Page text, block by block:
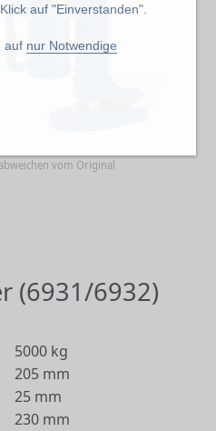
auf "Einverstanden".
auf nur Notwendige
vom Original
(6931/6932)
5000 kg
205 mm
25 mm
230 mm